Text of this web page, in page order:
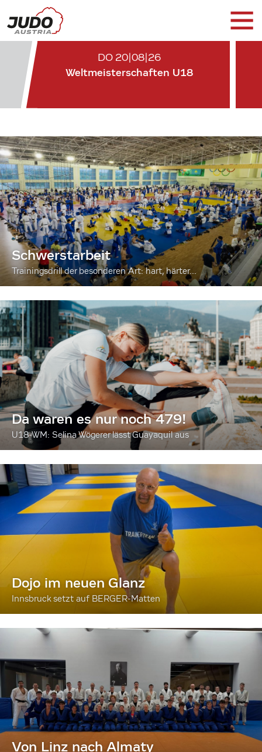
DO 20|08|26
Weltmeisterschaften U18
Schwerstarbeit
Trainingsdrill der besonderen Art: hart, härter...
Da waren es nur noch 479!
U18-WM: Selina Wögerer lässt Guayaquil aus
Dojo im neuen Glanz
Innsbruck setzt auf BERGER-Matten
Von Linz nach Almaty